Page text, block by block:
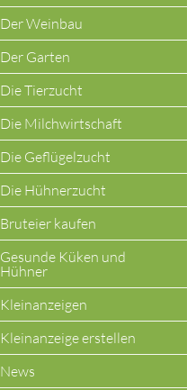
Der Weinbau
Der Garten
Die Tierzucht
Die Milchwirtschaft
Die Geflügelzucht
Die Hühnerzucht
Bruteier kaufen
Gesunde Küken und
Hühner
Kleinanzeigen
Kleinanzeige erstellen
News